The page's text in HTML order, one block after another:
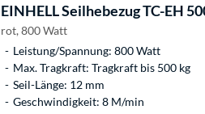
EINHELLSeilhebezug TC-EH
rot, 800 Watt
Leistung/Spannung: 800 Watt
Max. Tragkraft: Tragkraft bis 500 kg
Seil-Länge: 12 mm
Geschwindigkeit: 8 M/min